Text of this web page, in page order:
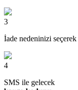
3
İade nedeninizi seçerek
4
SMS ile gelecek